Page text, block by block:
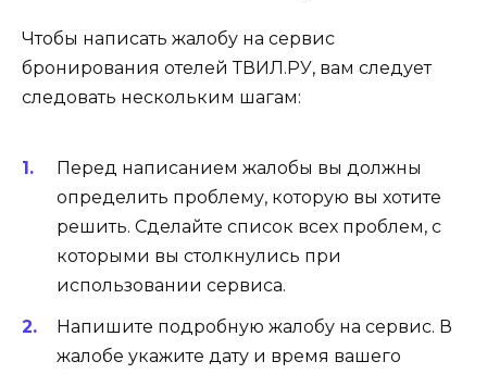
Чтобы написать жалобу на сервис
бронирования отелей ТВИЛ.РУ, вам следует
следовать нескольким шагам:
Перед написанием жалобы вы должны
определить проблему, которую вы хотите
решить. Сделайте список всех проблем, с
которыми вы столкнулись при
использовании сервиса.
Напишите подробную жалобу на сервис. В
жалобе укажите дату и время вашего